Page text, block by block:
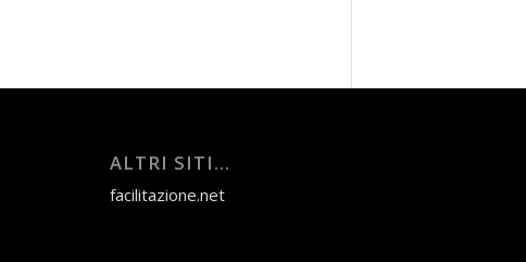
ALTRI SITI…
facilitazione.net